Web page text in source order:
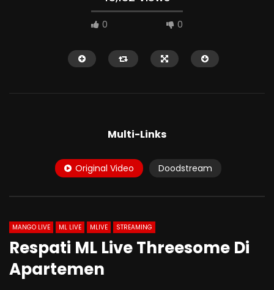
0 0
Live Patricia Muasin Cowoknya
01:04
Kegiatan Mella
Multi-Links
Original Video Doodstream
MANGO LIVE ML LIVE MLIVE STREAMING
Respati ML Live Threesome Di
Apartemen